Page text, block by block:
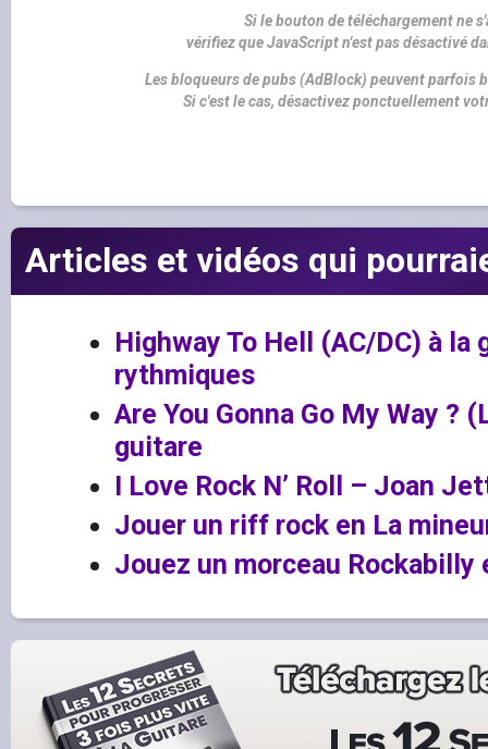
Si le bouton de téléchargement ne
vérifiez que JavaScript n'est pas désactivé
Les bloqueurs de pubs (AdBlock) peuvent parfois
Si c'est le cas, désactivez ponctuellement
Articles et vidéos qui
Highway To Hell (AC/DC) à
rythmiques
Are You Gonna Go My Way ?
guitare
I Love Rock N’ Roll – Joan
Jouer un riff rock en La
Jouez un morceau Rockabilly